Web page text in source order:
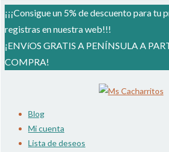
¡¡¡Consigue un 5% de descuento para tu
registras en nuestra web!!!
¡ENVíOS GRATIS A PENÍNSULA A
COMPRA!
navegación
contenido
Blog
Mi cuenta
Lista de deseos